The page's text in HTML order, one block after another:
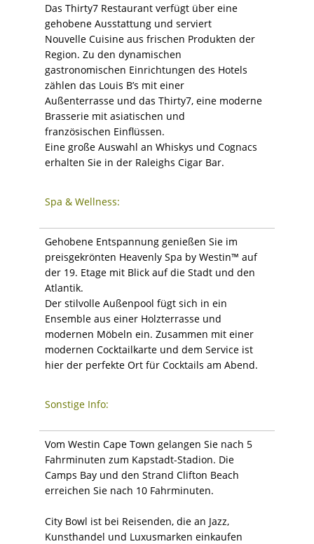
Das Thirty7 Restaurant verfügt über eine
gehobene Ausstattung und serviert
Nouvelle Cuisine aus frischen Produkten der
Region. Zu den dynamischen
gastronomischen Einrichtungen des Hotels
zählen das Louis B’s mit einer
Außenterrasse und das Thirty7, eine moderne
Brasserie mit asiatischen und
französischen Einflüssen.
Eine große Auswahl an Whiskys und Cognacs
erhalten Sie in der Raleighs Cigar Bar.
Spa & Wellness:
Gehobene Entspannung genießen Sie im
preisgekrönten Heavenly Spa by Westin™ auf
der 19. Etage mit Blick auf die Stadt und den
Atlantik.
Der stilvolle Außenpool fügt sich in ein
Ensemble aus einer Holzterrasse und
modernen Möbeln ein. Zusammen mit einer
modernen Cocktailkarte und dem Service ist
hier der perfekte Ort für Cocktails am Abend.
Sonstige Info:
Vom Westin Cape Town gelangen Sie nach 5
Fahrminuten zum Kapstadt-Stadion. Die
Camps Bay und den Strand Clifton Beach
erreichen Sie nach 10 Fahrminuten.
City Bowl ist bei Reisenden, die an Jazz,
Kunsthandel und Luxusmarken einkaufen